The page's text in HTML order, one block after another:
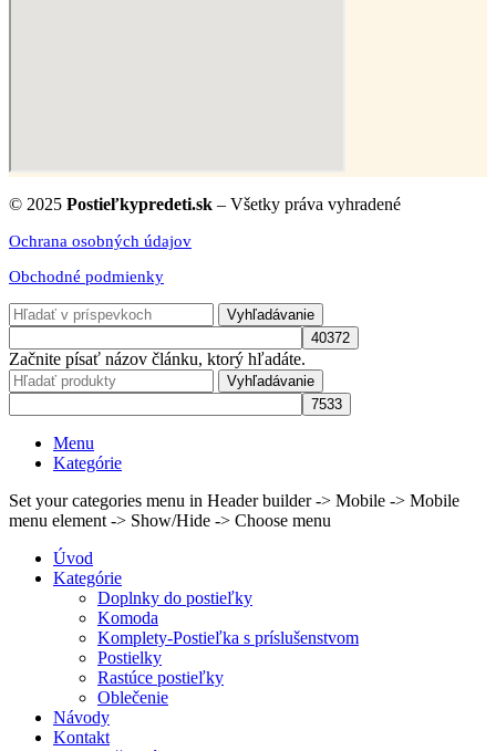
© 2025 Postieľkypredeti.sk – Všetky práva vyhradené
Ochrana osobných údajov
Obchodné podmienky
Vyhľadávanie
Začnite písať názov článku, ktorý hľadáte.
Vyhľadávanie
Menu
Kategórie
Set your categories menu in Header builder -> Mobile -> Mobile
menu element -> Show/Hide -> Choose menu
Úvod
Kategórie
Doplnky do postieľky
Komoda
Komplety-Postieľka s príslušenstvom
Postielky
Rastúce postieľky
Oblečenie
Návody
Kontakt